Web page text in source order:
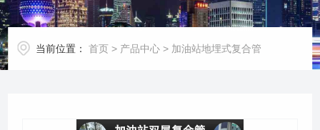
膜技术
产品中心
当前位置： 首页 > 产品中心 > 加油站地埋式复合管